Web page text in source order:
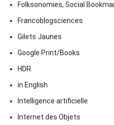
Folksonomies, Social
Francoblogsciences
Gilets Jaunes
Google Print/Books
HDR
in English
Intelligence artificielle
Internet des Objets